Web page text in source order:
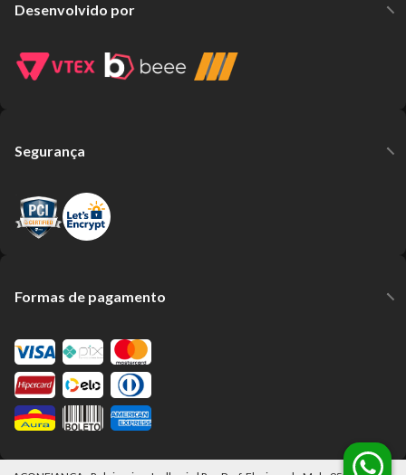
Desenvolvido por
Segurança
Formas de pagamento